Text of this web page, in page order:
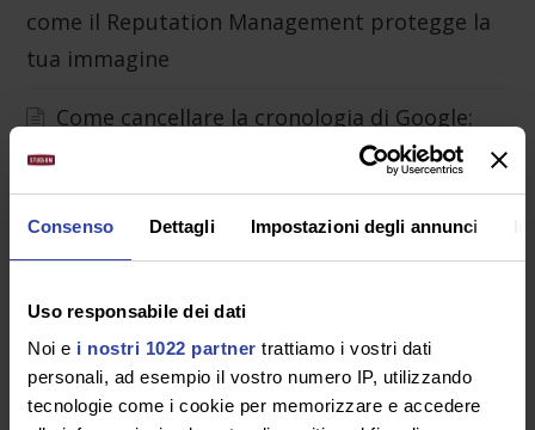
Consenso Dettagli Impostazioni degli annunci
Uso responsabile dei dati
Noi e i nostri 1022 partner trattiamo i vostri dati
personali, ad esempio il vostro numero IP, utilizzando
tecnologie come i cookie per memorizzare e accedere
come il Reputation Management protegge la
tua immagine
Come cancellare la cronologia di Google:
guida completa
Come cancellare le recensioni negative su
Violazione della privacy: cos’è, quando si
configura e cosa fare
Foto dei tuoi figli sui social: cosa rischi